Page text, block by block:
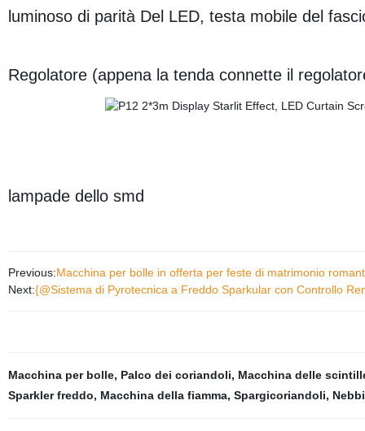
luminoso di parità Del LED, testa mobile del
Regolatore (appena la tenda connette il
lampade dello smd
Previous:Macchina per bolle in offerta per feste di matrimonio
Next:{@Sistema di Pyrotecnica a Freddo Sparkular con Controllo
Macchina per bolle, Palco dei coriandoli, Macchina delle
Sparkler freddo, Macchina della fiamma, Spargicoriandoli,